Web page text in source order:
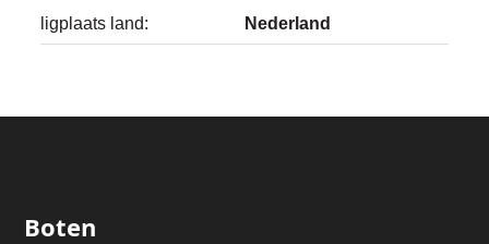
ligplaats land: Nederland
Boten